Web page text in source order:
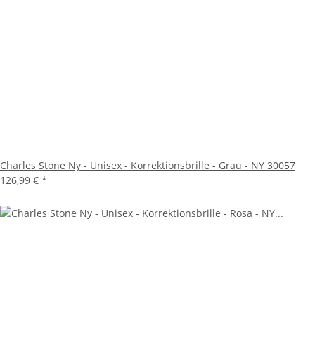
Charles Stone Ny - Unisex - Korrektionsbrille - Grau - NY 30057
126,99 € *